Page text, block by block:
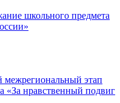
школьного предмета
межрегиональный этап
«За нравственный подвиг